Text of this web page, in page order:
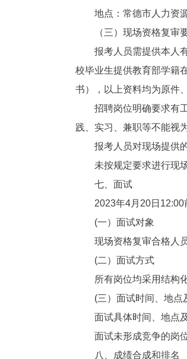
地点：常德市人力资
（三）现场资格复审
报考人员需提供本人
校毕业生提供教育部学籍
书），以上资料均为原件
招聘岗位明确要求有
践、实习、兼职等不能视
报考人员对现场提供
未按规定要求进行现
七、面试
2023年4月20日12:00
(一）面试对象
现场资格复审合格人员
(二）面试方式
所有岗位均采用结构
(三）面试时间、地点
面试具体时间、地点
面试未形成竞争的岗
八、成绩合成和排名